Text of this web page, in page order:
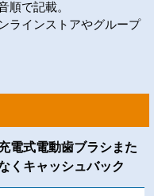
順で記載。
ラインストアやグループ
電式電動歯ブラシまた
くキャッシュバック